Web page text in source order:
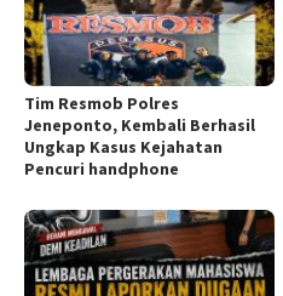
Tim Resmob Polres
Jeneponto, Kembali Berhasil
Ungkap Kasus Kejahatan
Pencuri handphone